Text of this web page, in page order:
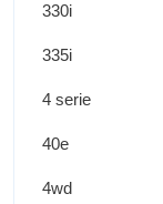
330i
335i
4 serie
40e
4wd